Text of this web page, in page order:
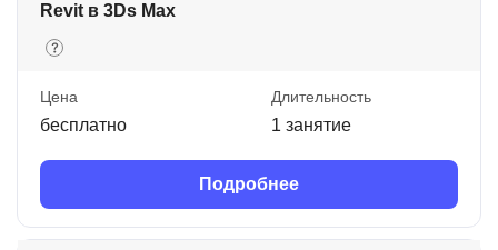
Revit в 3Ds Max
Цена
бесплатно
Длительность
1 занятие
Подробнее